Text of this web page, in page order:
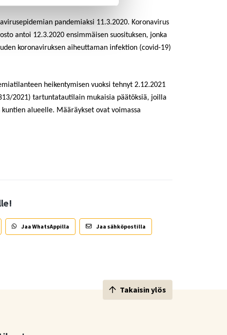
pandemiaksi 11.3.2020. Koronavirus
antoi 12.3.2020 ensimmäisen suosituksen, jonka
koronaviruksen aiheuttaman infektion (covid-19)
heikentymisen vuoksi tehnyt 2.12.2021
2021) tartuntatautilain mukaisia päätöksiä, joilla
alueelle. Määräykset ovat voimassa
Jaa WhatsAppilla Jaa sähköpostilla
Takaisin ylös